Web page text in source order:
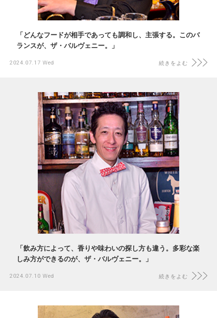
「どんなフードが相手であっても調和し、主張する。このバ
ランスが、ザ・バルヴェニー。」
2024.07.17 Wed 続きをよむ
「飲み方によって、香りや味わいの探し方も違う。多彩な楽
しみ方ができるのが、ザ・バルヴェニー。」
2024.07.10 Wed 続きをよむ